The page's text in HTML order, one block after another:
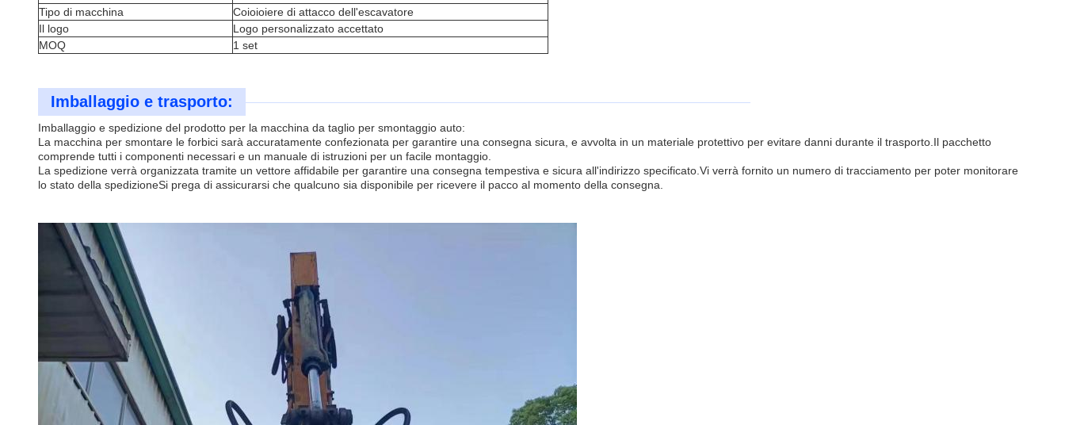
Tipo di macchina
Coioioiere di attacco dell'escavatore
Il logo
Logo personalizzato accettato
MOQ
1 set
Imballaggio e trasporto:
Imballaggio e spedizione del prodotto per la macchina da taglio per smontaggio auto:
La macchina per smontare le forbici sarà accuratamente confezionata per garantire una consegna sicura, e avvolta in un materiale protettivo per evitare danni durante il trasporto.Il pacchetto
comprende tutti i componenti necessari e un manuale di istruzioni per un facile montaggio.
La spedizione verrà organizzata tramite un vettore affidabile per garantire una consegna tempestiva e sicura all'indirizzo specificato.Vi verrà fornito un numero di tracciamento per poter monitorare
lo stato della spedizioneSi prega di assicurarsi che qualcuno sia disponibile per ricevere il pacco al momento della consegna.